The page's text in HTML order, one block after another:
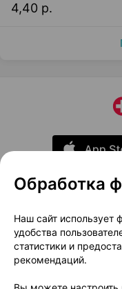
4,40 р.
О
Размещение
Обработка
Наш сайт использует
удобства
статистики и
рекомендаций.